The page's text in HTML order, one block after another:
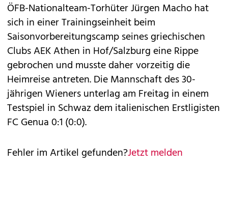
ÖFB-Nationalteam-Torhüter Jürgen Macho hat
sich in einer Trainingseinheit beim
Saisonvorbereitungscamp seines griechischen
Clubs AEK Athen in Hof/Salzburg eine Rippe
gebrochen und musste daher vorzeitig die
Heimreise antreten. Die Mannschaft des 30-
jährigen Wieners unterlag am Freitag in einem
Testspiel in Schwaz dem italienischen Erstligisten
FC Genua 0:1 (0:0).
Fehler im Artikel gefunden?Jetzt melden